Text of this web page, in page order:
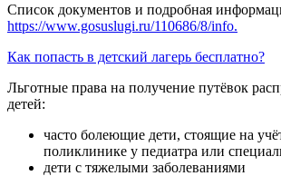
Список документов и подробная
https://www.gosuslugi.ru/110686/8/info.
Как попасть в детский лагерь бесплатно?
Льготные права на получение путёвок
детей:
часто болеющие дети, стоящие на
поликлинике у педиатра или
дети с тяжелыми заболеваниями